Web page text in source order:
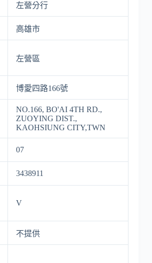
左營分行
高雄市
左營區
博愛四路166號
NO.166, BO'AI 4TH RD.,
ZUOYING DIST.,
KAOHSIUNG CITY,TWN
07
3438911
V
不提供